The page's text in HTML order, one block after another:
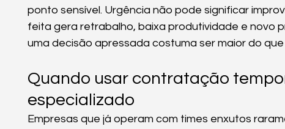
ponto sensível. Urgência não pode significar
feita gera retrabalho, baixa produtividade e novo
uma decisão apressada costuma ser maior do
Quando usar contratação
especializado
Empresas que já operam com times enxutos